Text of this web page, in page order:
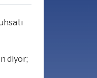
diyor;